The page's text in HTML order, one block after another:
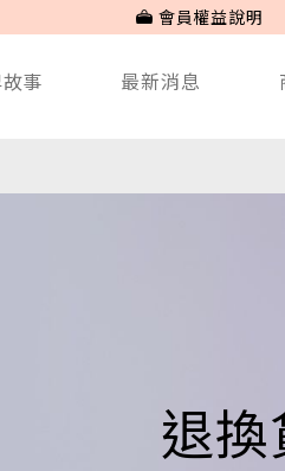
會員權益說明
事 最新消息
退